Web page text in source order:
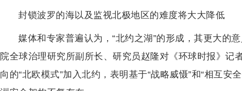
封锁波罗的海以及监视北极地区的难度将大大降低
媒体和专家普遍认为，“北约之湖”的形成，其更大的
院全球治理研究所副所长、研究员赵隆对《环球时报》记
向的“北欧模式”加入北约，表明基于“战略威慑”和“相互安